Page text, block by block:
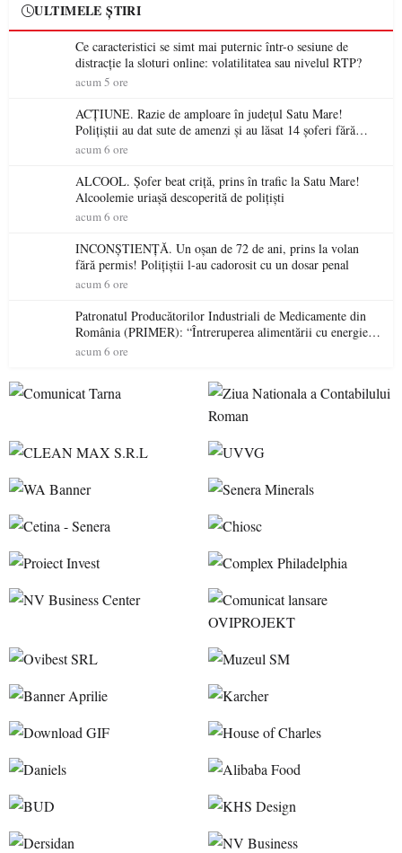
ULTIMELE ȘTIRI
Ce caracteristici se simt mai puternic într-o sesiune de
distracție la sloturi online: volatilitatea sau nivelul RTP?
acum 5 ore
ACȚIUNE. Razie de amploare în județul Satu Mare!
Polițiștii au dat sute de amenzi și au lăsat 14 șoferi fără
permis într-o singură zi
acum 6 ore
ALCOOL. Șofer beat criță, prins în trafic la Satu Mare!
Alcoolemie uriașă descoperită de polițiști
acum 6 ore
INCONȘTIENȚĂ. Un oșan de 72 de ani, prins la volan
fără permis! Polițiștii l-au cadorosit cu un dosar penal
acum 6 ore
Patronatul Producătorilor Industriali de Medicamente din
România (PRIMER): “Întreruperea alimentării cu energie
electrică a fabricilor de medicamente va pune în pericol
acum 6 ore